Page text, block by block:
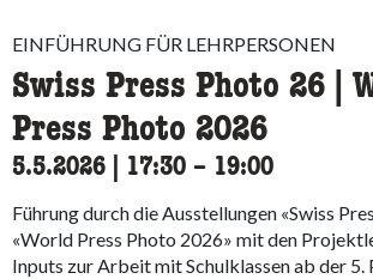
EINFÜHRUNG FÜR LEHRPERSONEN
Swiss Press Photo 26 |
Press Photo 2026
5.5.2026 17:30 – 19:00
Führung durch die Ausstellungen «Swiss
«World Press Photo 2026» mit den
Inputs zur Arbeit mit Schulklassen ab der 5.